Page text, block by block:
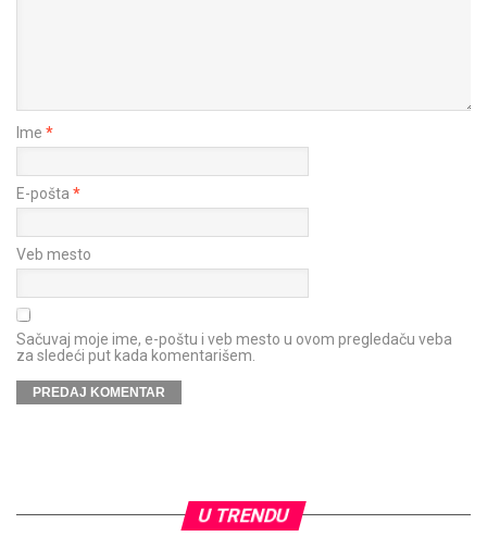
Ime *
E-pošta *
Veb mesto
Sačuvaj moje ime, e-poštu i veb mesto u ovom pregledaču veba
za sledeći put kada komentarišem.
U TRENDU